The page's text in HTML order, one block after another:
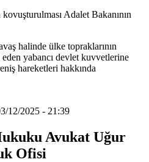
Adalet Bakanının
halinde ülke topraklarının
eden yabancı devlet kuvvetlerine
hareketleri hakkında
12/2025 - 21:39
Avukat Uğur
Ofisi